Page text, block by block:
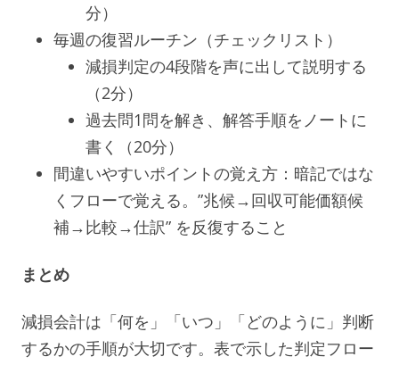
分）
毎週の復習ルーチン（チェックリスト）
減損判定の4段階を声に出して説明する
（2分）
過去問1問を解き、解答手順をノートに
書く（20分）
間違いやすいポイントの覚え方：暗記ではな
くフローで覚える。”兆候→回収可能価額候
補→比較→仕訳” を反復すること
まとめ
減損会計は「何を」「いつ」「どのように」判断
するかの手順が大切です。表で示した判定フロー